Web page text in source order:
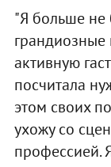
"Я больше не
грандиозные
активную
посчитала
этом своих
ухожу со
профессией.